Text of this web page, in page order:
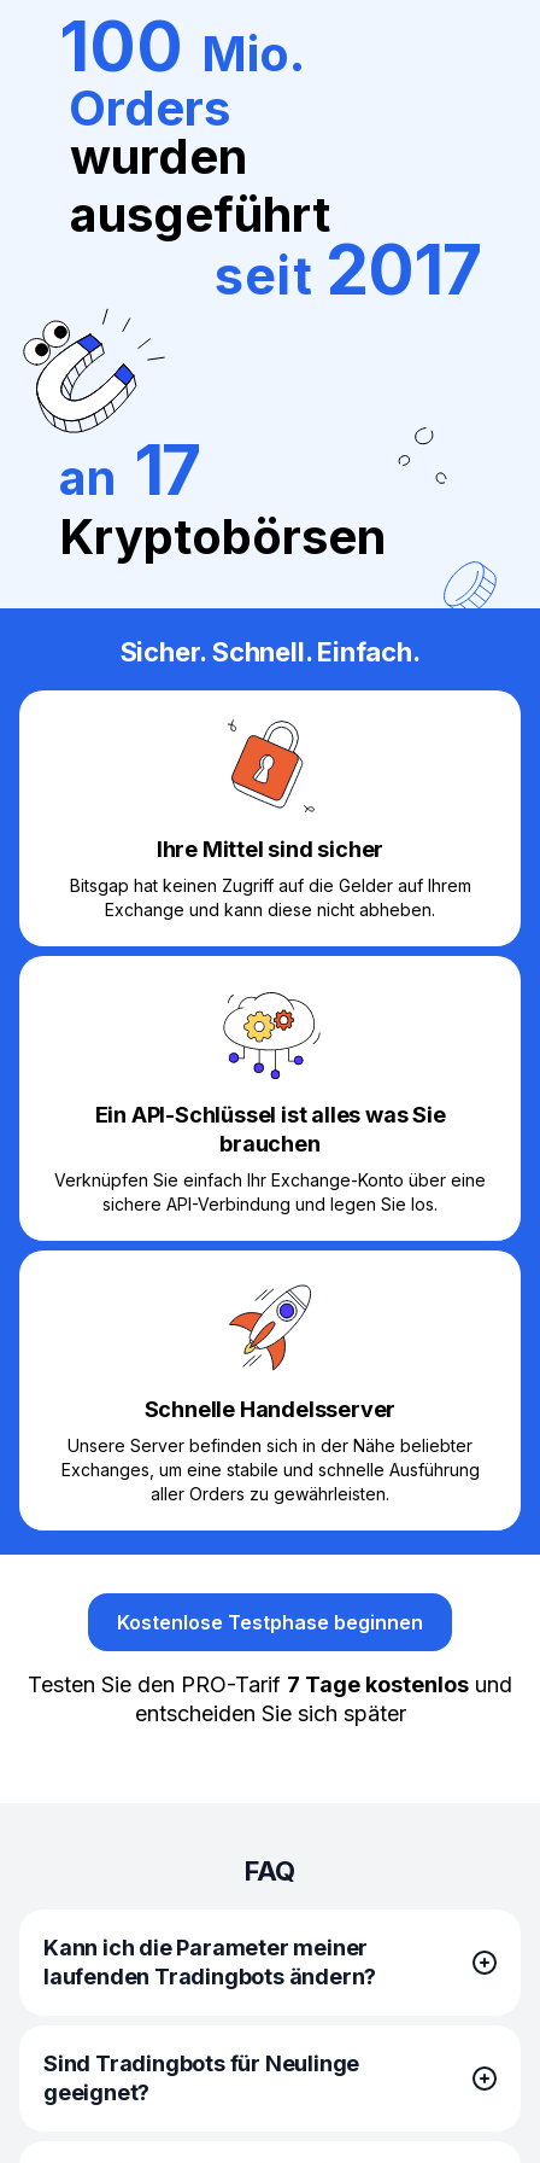
100 Mio.
Orders
wurden
ausgeführt
seit 2017
an 17
Kryptobörsen
Sicher. Schnell. Einfach.
Ihre Mittel sind sicher
Bitsgap hat keinen Zugriff auf die Gelder auf Ihrem
Exchange und kann diese nicht abheben.
Ein API-Schlüssel ist alles was Sie
brauchen
Verknüpfen Sie einfach Ihr Exchange-Konto über eine
sichere API-Verbindung und legen Sie los.
Schnelle Handelsserver
Unsere Server befinden sich in der Nähe beliebter
Exchanges, um eine stabile und schnelle Ausführung
aller Orders zu gewährleisten.
Kostenlose Testphase beginnen
Testen Sie den PRO-Tarif 7 Tage kostenlos und
entscheiden Sie sich später
FAQ
Kann ich die Parameter meiner
laufenden Tradingbots ändern?
Ja, bei einigen Bots können Sie verschiedene
Funktionen, z. B. Trailing Up oder Take Profit, anpassen,
während sie laufen. Wenn Sie beispielsweise einen Ihrer
Sind Tradingbots für Neulinge
geeignet?